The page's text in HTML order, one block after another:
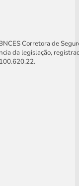
Corretora de
da legislação,